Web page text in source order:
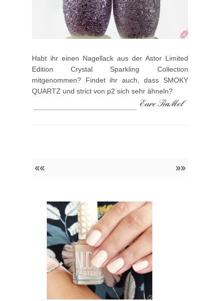
Habt ihr einen Nagellack aus der Astor Limited
Edition Crystal Sparkling Collection
mitgenommen? Findet ihr auch, dass SMOKY
QUARTZ und strict von p2 sich sehr ähneln?
«« »»